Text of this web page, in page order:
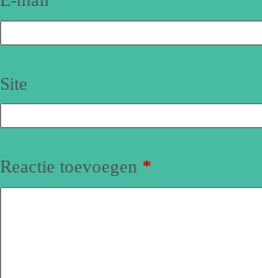
Site
Reactie toevoegen *